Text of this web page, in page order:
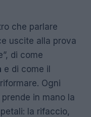
che parlare
uscite alla prova
di come
e di come il
Ogni
in mano la
la rifaccio,